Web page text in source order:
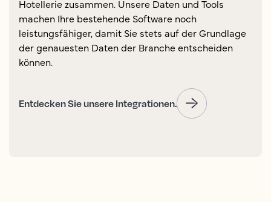
Hotellerie zusammen. Unsere Daten und Tools
machen Ihre bestehende Software noch
leistungsfähiger, damit Sie stets auf der Grundlage
der genauesten Daten der Branche entscheiden
können.
Entdecken Sie unsere Integrationen.